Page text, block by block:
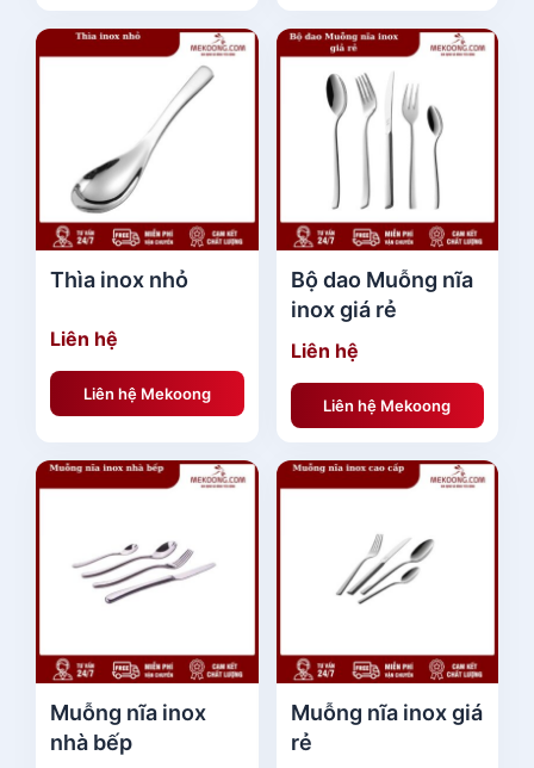
Thìa inox nhỏ
Liên hệ
Liên hệ Mekoong
Bộ dao Muỗng nĩa
inox giá rẻ
Liên hệ
Liên hệ Mekoong
Muỗng nĩa inox
nhà bếp
Muỗng nĩa inox giá
rẻ